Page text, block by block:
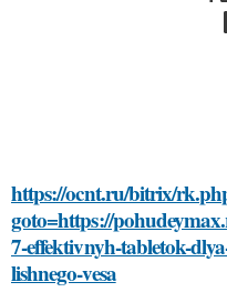
https://ocnt.ru/bitrix/
goto=https://
7-effektivnyh-tabletok-
lishnego-vesa